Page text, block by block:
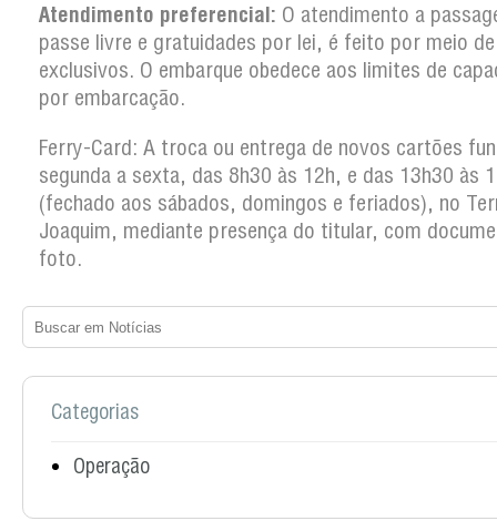
Atendimento preferencial: O atendimento a
passe livre e gratuidades por lei, é feito por meio
exclusivos. O embarque obedece aos limites de
por embarcação.
Ferry-Card: A troca ou entrega de novos cartões
segunda a sexta, das 8h30 às 12h, e das 13h30 às
(fechado aos sábados, domingos e feriados), no
Joaquim, mediante presença do titular, com
foto.
Categorias
Operação